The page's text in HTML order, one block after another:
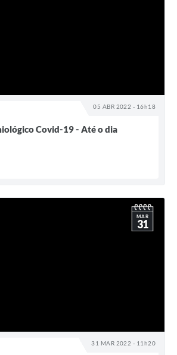
05 ABR 2022 - 16h18
Covid-19 - Até o dia
31 MAR 2022 - 11h20
MAR
31